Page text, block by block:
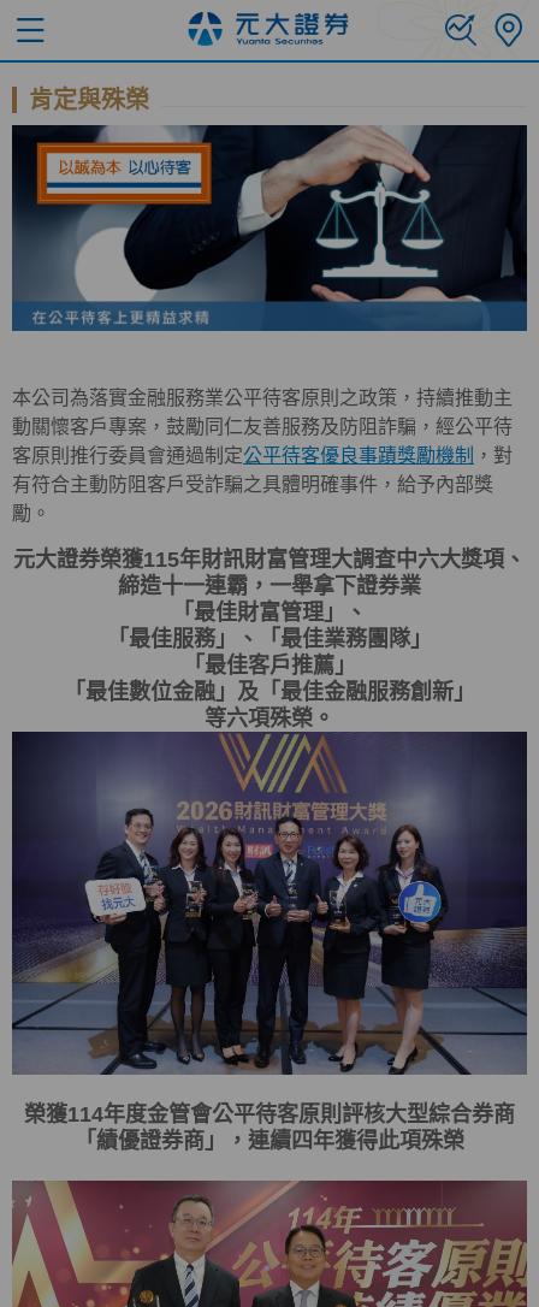
肯定與殊榮
本公司為落實金融服務業公平待客原則之政策，持續推動主
動關懷客戶專案，鼓勵同仁友善服務及防阻詐騙，經公平待
客原則推行委員會通過制定公平待客優良事蹟獎勵機制 ，對
有符合主動防阻客戶受詐騙之具體明確事件，給予內部獎
勵。
元大證券榮獲115年財訊財富管理大調查中六大獎項、
締造十一連霸，一舉拿下證券業
「最佳財富管理」、
「最佳服務」、「最佳業務團隊」
「最佳客戶推薦」
「最佳數位金融」及「最佳金融服務創新」
等六項殊榮。
榮獲114年度金管會公平待客原則評核大型綜合券商
「 績優證券商 」，連續四年獲得此項殊榮